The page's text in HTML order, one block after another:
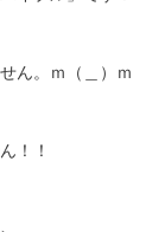
ん。ｍ（＿）ｍ
！！